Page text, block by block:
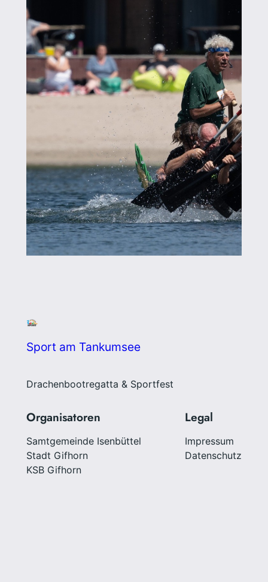
Sport am Tankumsee
Drachenbootregatta & Sportfest
Organisatoren
Samtgemeinde Isenbüttel
Stadt Gifhorn
KSB Gifhorn
Legal
Impressum
Datenschutz